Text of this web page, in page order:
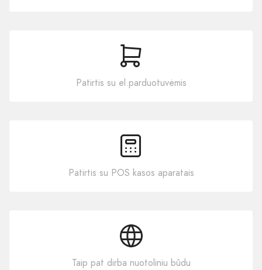
Patirtis su el.parduotuvėmis
Patirtis su POS kasos aparatais
Taip pat dirba nuotoliniu būdu